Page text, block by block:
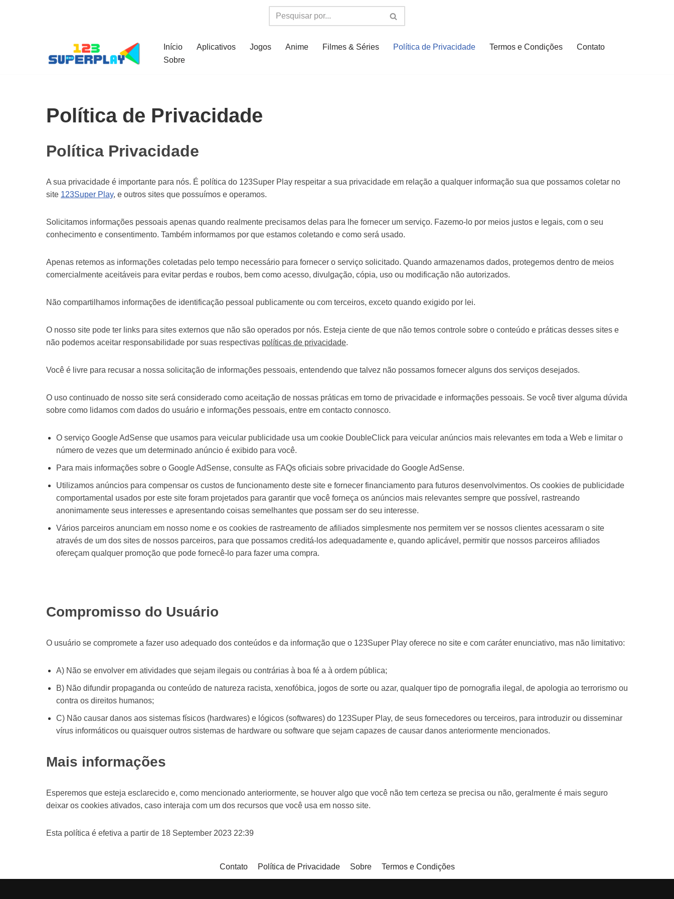
Início Aplicativos Jogos Anime Filmes & Séries Política de Privacidade Termos e Condições
Contato
Sobre
Política de Privacidade
Política Privacidade
A sua privacidade é importante para nós. É política do 123Super Play respeitar a sua privacidade em relação a qualquer informação sua que possamos coletar no
site 123Super Play, e outros sites que possuímos e operamos.
Solicitamos informações pessoais apenas quando realmente precisamos delas para lhe fornecer um serviço. Fazemo-lo por meios justos e legais, com o seu
conhecimento e consentimento. Também informamos por que estamos coletando e como será usado.
Apenas retemos as informações coletadas pelo tempo necessário para fornecer o serviço solicitado. Quando armazenamos dados, protegemos dentro de meios
comercialmente aceitáveis ​​para evitar perdas e roubos, bem como acesso, divulgação, cópia, uso ou modificação não autorizados.
Não compartilhamos informações de identificação pessoal publicamente ou com terceiros, exceto quando exigido por lei.
O nosso site pode ter links para sites externos que não são operados por nós. Esteja ciente de que não temos controle sobre o conteúdo e práticas desses sites e
não podemos aceitar responsabilidade por suas respectivas políticas de privacidade.
Você é livre para recusar a nossa solicitação de informações pessoais, entendendo que talvez não possamos fornecer alguns dos serviços desejados.
O uso continuado de nosso site será considerado como aceitação de nossas práticas em torno de privacidade e informações pessoais. Se você tiver alguma dúvida
sobre como lidamos com dados do usuário e informações pessoais, entre em contacto connosco.
O serviço Google AdSense que usamos para veicular publicidade usa um cookie DoubleClick para veicular anúncios mais relevantes em toda a Web e limitar o
número de vezes que um determinado anúncio é exibido para você.
Para mais informações sobre o Google AdSense, consulte as FAQs oficiais sobre privacidade do Google AdSense.
Utilizamos anúncios para compensar os custos de funcionamento deste site e fornecer financiamento para futuros desenvolvimentos. Os cookies de publicidade
comportamental usados ​​por este site foram projetados para garantir que você forneça os anúncios mais relevantes sempre que possível, rastreando
anonimamente seus interesses e apresentando coisas semelhantes que possam ser do seu interesse.
Vários parceiros anunciam em nosso nome e os cookies de rastreamento de afiliados simplesmente nos permitem ver se nossos clientes acessaram o site
através de um dos sites de nossos parceiros, para que possamos creditá-los adequadamente e, quando aplicável, permitir que nossos parceiros afiliados
ofereçam qualquer promoção que pode fornecê-lo para fazer uma compra.
Compromisso do Usuário
O usuário se compromete a fazer uso adequado dos conteúdos e da informação que o 123Super Play oferece no site e com caráter enunciativo, mas não limitativo:
A) Não se envolver em atividades que sejam ilegais ou contrárias à boa fé a à ordem pública;
B) Não difundir propaganda ou conteúdo de natureza racista, xenofóbica, jogos de sorte ou azar, qualquer tipo de pornografia ilegal, de apologia ao terrorismo ou
contra os direitos humanos;
C) Não causar danos aos sistemas físicos (hardwares) e lógicos (softwares) do 123Super Play, de seus fornecedores ou terceiros, para introduzir ou disseminar
vírus informáticos ou quaisquer outros sistemas de hardware ou software que sejam capazes de causar danos anteriormente mencionados.
Mais informações
Esperemos que esteja esclarecido e, como mencionado anteriormente, se houver algo que você não tem certeza se precisa ou não, geralmente é mais seguro
deixar os cookies ativados, caso interaja com um dos recursos que você usa em nosso site.
Esta política é efetiva a partir de 18 September 2023 22:39
Contato Política de Privacidade Sobre Termos e Condições